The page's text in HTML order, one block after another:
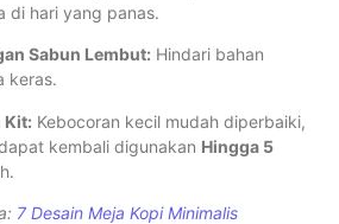
di hari yang panas.
Sabun Lembut: Hindari bahan
keras.
Kit: Kebocoran kecil mudah diperbaiki,
kembali digunakan Hingga 5
7 Desain Meja Kopi Minimalis